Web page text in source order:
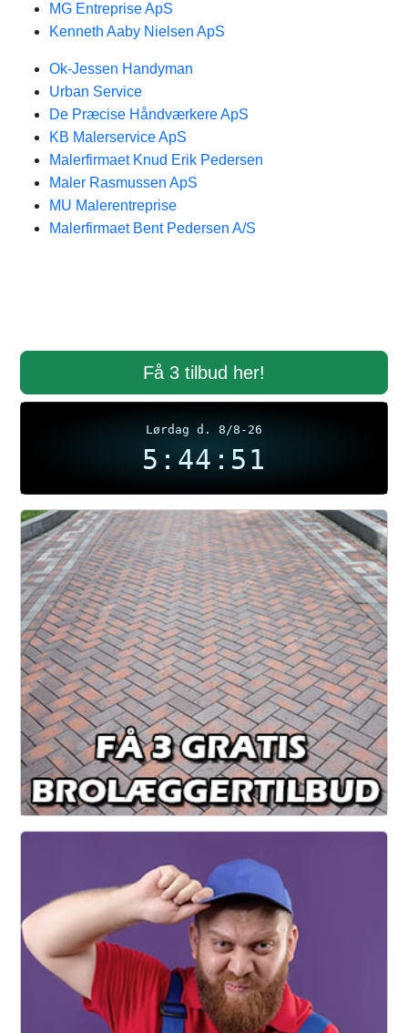
MG Entreprise ApS
Kenneth Aaby Nielsen ApS
Ok-Jessen Handyman
Urban Service
De Præcise Håndværkere ApS
KB Malerservice ApS
Malerfirmaet Knud Erik Pedersen
Maler Rasmussen ApS
MU Malerentreprise
Malerfirmaet Bent Pedersen A/S
Få 3 tilbud her!
Lørdag d. 8/8-26
5:44:51